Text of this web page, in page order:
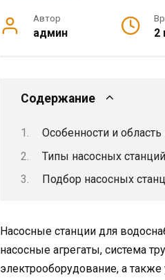
Автор
админ 2
Содержание
Особенности и
Типы насосных
Подбор насосных
Насосные станции для
насосные агрегаты, система
электрооборудование, а